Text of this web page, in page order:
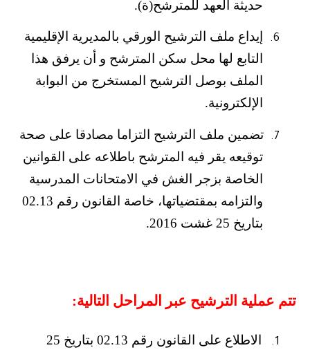
حديثة العهد للمترشح(ة).
6.
إيداع ملف الترشيح الورقي بالمديرية الإقليمية
التابع لها محل سكن المترشح و أن يرفق هذا
الملف بوصل الترشيح المستخرج من البوابة
الإلكترونية.
7.
تضمين ملف الترشيح التزاما مصادقا على صحة
توقيعه يقر فيه المترشح باطلاعه على القوانين
الخاصة بزجر الغش في الامتحانات المدرسية
والتزامه بمقتضياتها، خاصة القانون رقم 02.13
بتاريخ 25 غشت 2016
.
تتم عملية الترشيح عبر المراحل التالية:
1.
الاطلاع على القانون رقم 02.13 بتاريخ 25